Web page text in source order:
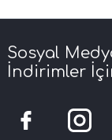
Sosyal
İndirimler